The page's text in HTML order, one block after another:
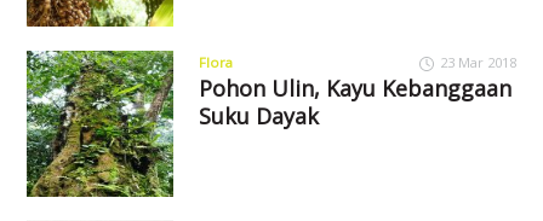
Flora 23 Mar 2018
Pohon Ulin, Kayu Kebanggaan
Suku Dayak